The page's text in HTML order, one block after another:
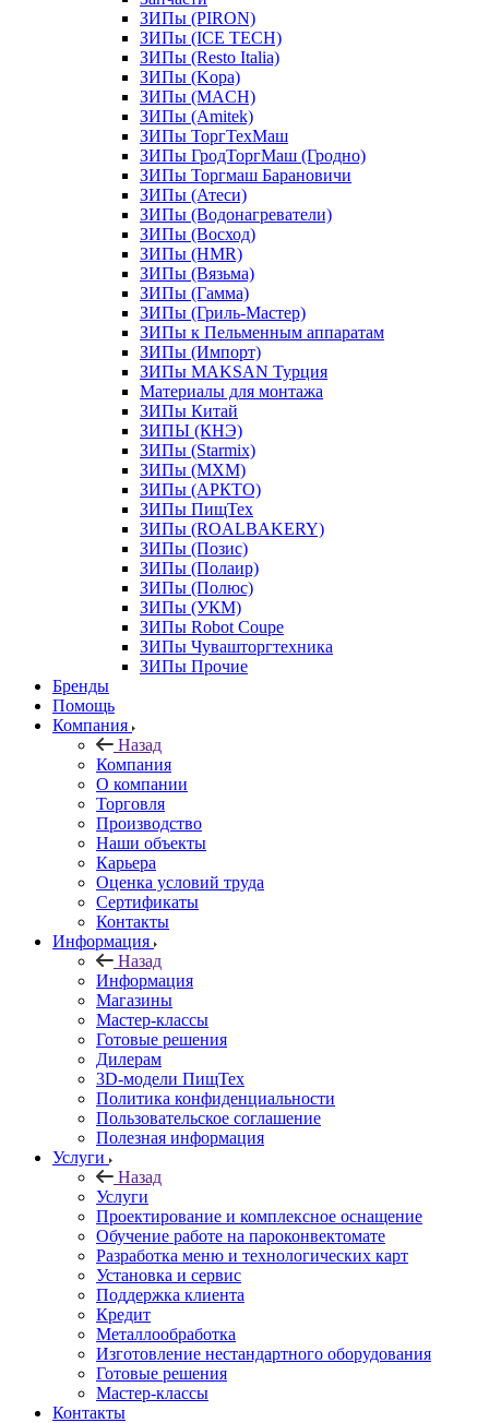
ЗИПы (PIRON)
ЗИПы (ICE TECH)
ЗИПы (Resto Italia)
ЗИПы (Kopa)
ЗИПы (MACH)
ЗИПы (Amitek)
ЗИПы ТоргТехМаш
ЗИПы ГродТоргМаш (Гродно)
ЗИПы Торгмаш Барановичи
ЗИПы (Атеси)
ЗИПы (Водонагреватели)
ЗИПы (Восход)
ЗИПы (HMR)
ЗИПы (Вязьма)
ЗИПы (Гамма)
ЗИПы (Гриль-Мастер)
ЗИПы к Пельменным аппаратам
ЗИПы (Импорт)
ЗИПы MAKSAN Турция
Материалы для монтажа
ЗИПы Китай
ЗИПЫ (КНЭ)
ЗИПы (Starmix)
ЗИПы (МХМ)
ЗИПы (АРКТО)
ЗИПы ПищТех
ЗИПы (ROALBAKERY)
ЗИПы (Позис)
ЗИПы (Полаир)
ЗИПы (Полюс)
ЗИПы (УКМ)
ЗИПы Robot Coupe
ЗИПы Чувашторгтехника
ЗИПы Прочие
Бренды
Помощь
Компания
Назад
Компания
О компании
Торговля
Производство
Наши объекты
Карьера
Оценка условий труда
Сертификаты
Контакты
Информация
Назад
Информация
Магазины
Мастер-классы
Готовые решения
Дилерам
3D-модели ПищТех
Политика конфиденциальности
Пользовательское соглашение
Полезная информация
Услуги
Назад
Услуги
Проектирование и комплексное оснащение
Обучение работе на пароконвектомате
Разработка меню и технологических карт
Установка и сервис
Поддержка клиента
Кредит
Металлообработка
Изготовление нестандартного оборудования
Готовые решения
Мастер-классы
Контакты